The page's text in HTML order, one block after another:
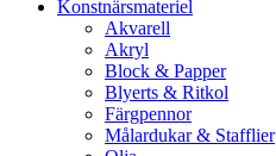
Konstnärsmateriel
Akvarell
Akryl
Block & Papper
Blyerts & Ritkol
Färgpennor
Målardukar & Stafflier